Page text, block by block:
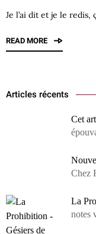
Je l’ai dit et je le
READ MORE
Articles récents
Cet
Chez
La
notes